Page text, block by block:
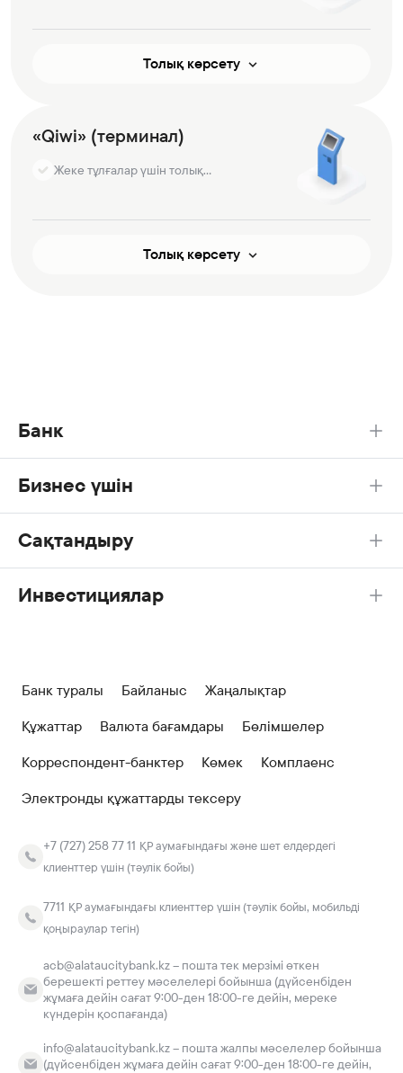
Толық көрсету
«Qiwi» (терминал)
Жеке тұлғалар үшін толықтыру - комиссиясыз
Толық көрсету
Банк
Бизнес үшін
Сақтандыру
Инвестициялар
Банк туралы Байланыс
Жаңалықтар
Құжаттар
Валюта бағамдары
Бөлімшелер
Корреспондент-банктер
Көмек
Комплаенс
Электронды құжаттарды тексеру
+7 (727) 258 77 11 ҚР аумағындағы және шет елдердегі
клиенттер үшін (тәулік бойы)
7711 ҚР аумағындағы клиенттер үшін (тәулік бойы, мобильді
қоңыраулар тегін)
acb@alataucitybank.kz – пошта тек мерзімі өткен
берешекті реттеу мәселелері бойынша (дүйсенбіден
жұмаға дейін сағат 9:00-ден 18:00-ге дейін, мереке
күндерін қоспағанда)
info@alataucitybank.kz – пошта жалпы мәселелер бойынша
(дүйсенбіден жұмаға дейін сағат 9:00-ден 18:00-ге дейін,